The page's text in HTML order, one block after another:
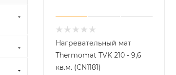
Нагревательный мат
Thermomat TVK 210 - 9,6
кв.м. (CN1181)